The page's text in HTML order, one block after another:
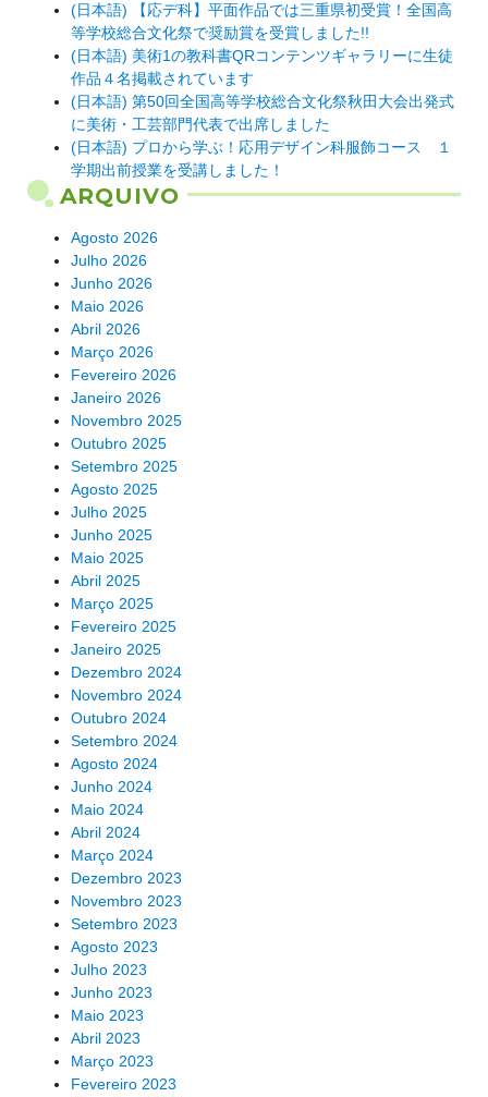
(日本語) 【応デ科】平面作品では三重県初受賞！全国高
等学校総合文化祭で奨励賞を受賞しました!!
(日本語) 美術1の教科書QRコンテンツギャラリーに生徒
作品４名掲載されています
(日本語) 第50回全国高等学校総合文化祭秋田大会出発式
に美術・工芸部門代表で出席しました
(日本語) プロから学ぶ！応用デザイン科服飾コース １
学期出前授業を受講しました！
ARQUIVO
Agosto 2026
Julho 2026
Junho 2026
Maio 2026
Abril 2026
Março 2026
Fevereiro 2026
Janeiro 2026
Novembro 2025
Outubro 2025
Setembro 2025
Agosto 2025
Julho 2025
Junho 2025
Maio 2025
Abril 2025
Março 2025
Fevereiro 2025
Janeiro 2025
Dezembro 2024
Novembro 2024
Outubro 2024
Setembro 2024
Agosto 2024
Junho 2024
Maio 2024
Abril 2024
Março 2024
Dezembro 2023
Novembro 2023
Setembro 2023
Agosto 2023
Julho 2023
Junho 2023
Maio 2023
Abril 2023
Março 2023
Fevereiro 2023